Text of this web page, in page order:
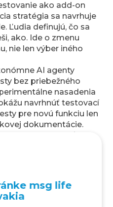
ako add-on
stratégia sa navrhuje
Ľudia definujú, čo sa
ako. Ide o zmenu
nie len výber iného
AI agenty
bez priebežného
nasadenia
navrhnúť testovací
pre novú funkciu len
dokumentácie.
funkcionálnym a
v jednom AI
komplexných
msg life